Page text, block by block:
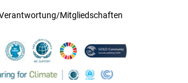
Mitgliedschaften